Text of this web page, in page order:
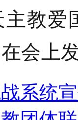
教爱
会上
系统